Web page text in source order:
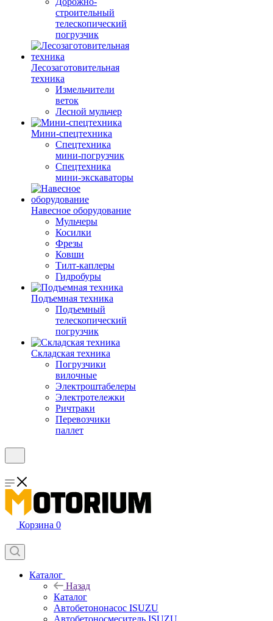
строительный
телескопический
погрузчик
Лесозаготовительная
техника
Измельчители
веток
Лесной мульчер
Мини-спецтехника
Спецтехника
мини-погрузчик
Спецтехника
мини-экскаваторы
Навесное оборудование
Мульчеры
Косилки
Фрезы
Ковши
Тилт-каплеры
Гидробуры
Подъемная техника
Подъемный
телескопический
погрузчик
Складская техника
Погрузчики
вилочные
Электроштабелеры
Электротележки
Ричтраки
Перевозчики
паллет
Корзина 0
Каталог
Назад
Каталог
Автобетононасос ISUZU
Автобетоносмеситель ISUZU